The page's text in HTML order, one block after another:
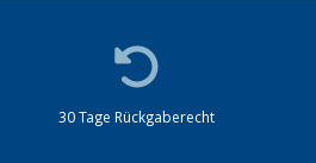
30 Tage Rückgaberecht